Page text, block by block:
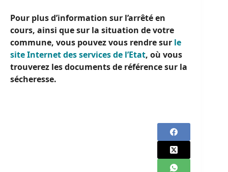
Pour plus d’information sur l’arrêté en
cours, ainsi que sur la situation de votre
commune, vous pouvez vous rendre sur le
site Internet des services de l’Etat, où vous
trouverez les documents de référence sur la
sécheresse.